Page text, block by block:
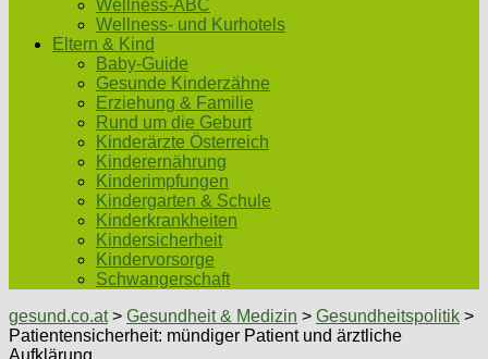
Wellness-ABC
Wellness- und Kurhotels
Eltern & Kind
Baby-Guide
Gesunde Kinderzähne
Erziehung & Familie
Rund um die Geburt
Kinderärzte Österreich
Kinderernährung
Kinderimpfungen
Kindergarten & Schule
Kinderkrankheiten
Kindersicherheit
Kindervorsorge
Schwangerschaft
gesund.co.at> Gesundheit & Medizin > Gesundheitspolitik >
Patientensicherheit: mündiger Patient und ärztliche
Aufklärung